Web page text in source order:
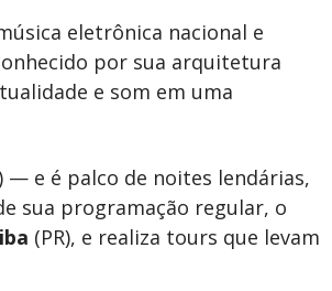
eletrônica nacional e
por sua arquitetura
e som em uma
— e é palco de noites lendárias,
sua programação regular, o
(PR), e realiza tours que levam